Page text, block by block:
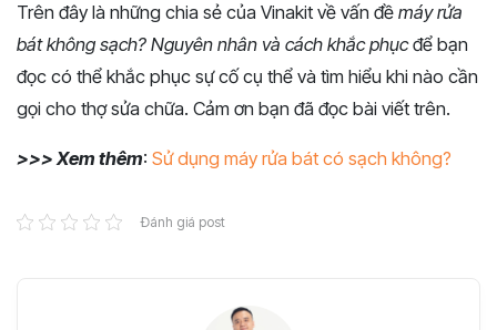
Trên đây là những chia sẻ của Vinakit về vấn đề máy rửa
bát không sạch? Nguyên nhân và cách khắc phụcđể bạn
đọc có thể khắc phục sự cố cụ thể và tìm hiểu khi nào cần
gọi cho thợ sửa chữa. Cảm ơn bạn đã đọc bài viết trên.
>>> Xem thêm: Sử dụng máy rửa bát có sạch không?
Đánh giá post